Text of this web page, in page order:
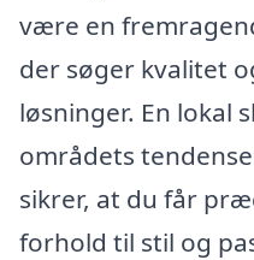
være en
der søger kvalitet
løsninger. En lokal
områdets
sikrer, at du får
forhold til stil og